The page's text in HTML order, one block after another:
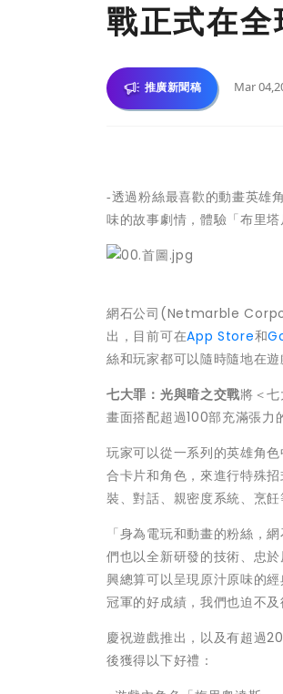
戰正式在全
推廣新聞稿 Mar
-透過粉絲最喜歡的動畫英雄
味的故事劇情，體驗「布里塔
網石公司(Netmarble
出，目前可在App Store和
絲和玩家都可以隨時隨地在
七大罪：光與暗之交戰將＜
畫面搭配超過100部充滿張力
玩家可以從一系列的英雄角
合卡片和角色，來進行特殊招
裝、對話、親密度系統、烹飪
「身為電玩和動畫的粉絲，
們也以全新研發的技術、忠
興總算可以呈現原汁原味的經
冠軍的好成績， 我們也迫不及
慶祝遊戲推出，以及有超過
後獲得以下好禮：